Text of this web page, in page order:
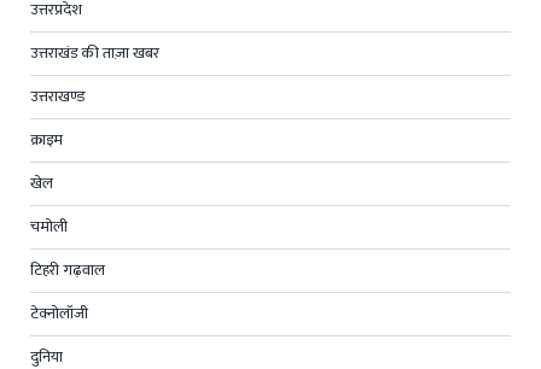
उत्तरप्रदेश
उत्तराखंड की ताज़ा खबर
उत्तराखण्ड
क्राइम
खेल
चमोली
टिहरी गढ़वाल
टेक्नोलॉजी
दुनिया